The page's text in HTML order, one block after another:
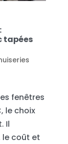
tapées
fenêtres
le choix
Il
le coût et